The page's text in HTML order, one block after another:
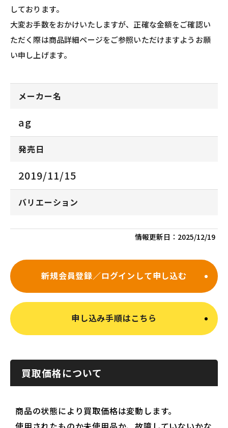
しております。
大変お手数をおかけいたしますが、正確な金額をご確認い
ただく際は商品詳細ページをご参照いただけますようお願
い申し上げます。
メーカー名
ag
発売日
2019/11/15
バリエーション
情報更新日： 2025/12/19
新規会員登録／ログインして申し込む
申し込み手順はこちら
買取価格について
商品の状態により買取価格は変動します。